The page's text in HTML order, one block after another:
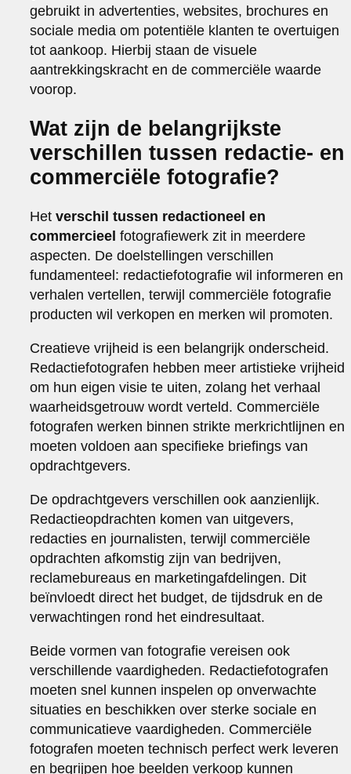
gebruikt in advertenties, websites, brochures en
sociale media om potentiële klanten te overtuigen
tot aankoop. Hierbij staan de visuele
aantrekkingskracht en de commerciële waarde
voorop.
Wat zijn de belangrijkste
verschillen tussen redactie- en
commerciële fotografie?
Hetverschil tussen redactioneel en
commercieel fotografiewerk zit in meerdere
aspecten. De doelstellingen verschillen
fundamenteel: redactiefotografie wil informeren en
verhalen vertellen, terwijl commerciële fotografie
producten wil verkopen en merken wil promoten.
Creatieve vrijheid is een belangrijk onderscheid.
Redactiefotografen hebben meer artistieke vrijheid
om hun eigen visie te uiten, zolang het verhaal
waarheidsgetrouw wordt verteld. Commerciële
fotografen werken binnen strikte merkrichtlijnen en
moeten voldoen aan specifieke briefings van
opdrachtgevers.
De opdrachtgevers verschillen ook aanzienlijk.
Redactieopdrachten komen van uitgevers,
redacties en journalisten, terwijl commerciële
opdrachten afkomstig zijn van bedrijven,
reclamebureaus en marketingafdelingen. Dit
beïnvloedt direct het budget, de tijdsdruk en de
verwachtingen rond het eindresultaat.
Beide vormen van fotografie vereisen ook
verschillende vaardigheden. Redactiefotografen
moeten snel kunnen inspelen op onverwachte
situaties en beschikken over sterke sociale en
communicatieve vaardigheden. Commerciële
fotografen moeten technisch perfect werk leveren
en begrijpen hoe beelden verkoop kunnen